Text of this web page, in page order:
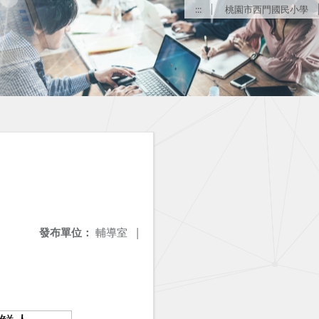
::: 桃園市西門國民小學
發布單位： 輔導室 |